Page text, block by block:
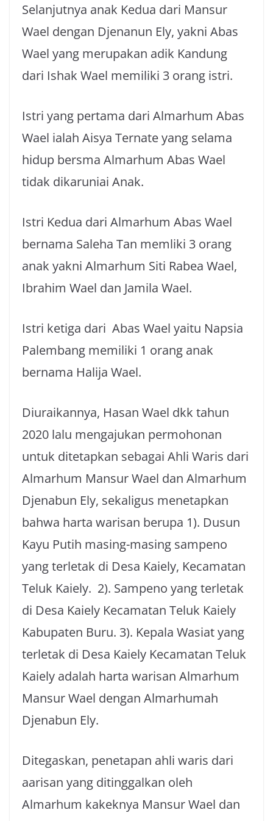
Selanjutnya anak Kedua dari Mansur
Wael dengan Djenanun Ely, yakni Abas
Wael yang merupakan adik Kandung
dari Ishak Wael memiliki 3 orang istri.
Istri yang pertama dari Almarhum Abas
Wael ialah Aisya Ternate yang selama
hidup bersma Almarhum Abas Wael
tidak dikaruniai Anak.
Istri Kedua dari Almarhum Abas Wael
bernama Saleha Tan memliki 3 orang
anak yakni Almarhum Siti Rabea Wael,
Ibrahim Wael dan Jamila Wael.
Istri ketiga dari Abas Wael yaitu Napsia
Palembang memiliki 1 orang anak
bernama Halija Wael.
Diuraikannya, Hasan Wael dkk tahun
2020 lalu mengajukan permohonan
untuk ditetapkan sebagai Ahli Waris dari
Almarhum Mansur Wael dan Almarhum
Djenabun Ely, sekaligus menetapkan
bahwa harta warisan berupa 1). Dusun
Kayu Putih masing-masing sampeno
yang terletak di Desa Kaiely, Kecamatan
Teluk Kaiely. 2). Sampeno yang terletak
di Desa Kaiely Kecamatan Teluk Kaiely
Kabupaten Buru. 3). Kepala Wasiat yang
terletak di Desa Kaiely Kecamatan Teluk
Kaiely adalah harta warisan Almarhum
Mansur Wael dengan Almarhumah
Djenabun Ely.
Ditegaskan, penetapan ahli waris dari
aarisan yang ditinggalkan oleh
Almarhum kakeknya Mansur Wael dan